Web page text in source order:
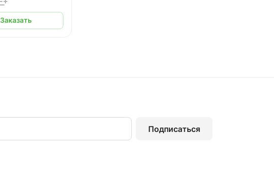
Заказать
Подписаться